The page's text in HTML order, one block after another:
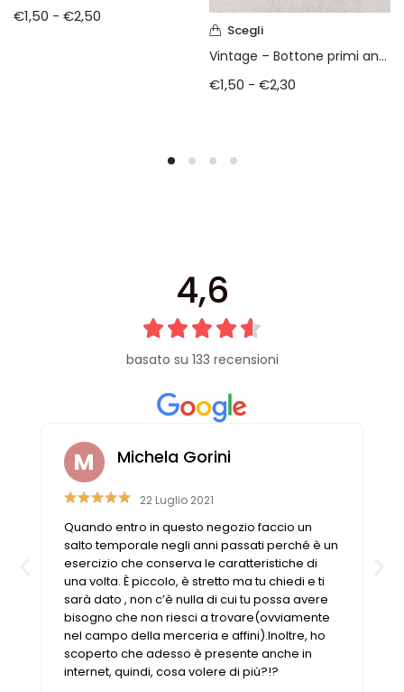
€1,50 - €2,50
Scegli
Vintage – Bottone primi anni 70
€1,50 - €2,30
4,6
basato su 133 recensioni
Michela Gorini
22 Luglio 2021
Quando entro in questo negozio faccio un
salto temporale negli anni passati perché è un
esercizio che conserva le caratteristiche di
una volta. È piccolo, è stretto ma tu chiedi e ti
sarà dato , non c’è nulla di cui tu possa avere
bisogno che non riesci a trovare(ovviamente
nel campo della merceria e affini).Inoltre, ho
scoperto che adesso è presente anche in
internet, quindi, cosa volere di più?!?